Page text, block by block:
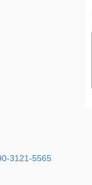
3121-5565